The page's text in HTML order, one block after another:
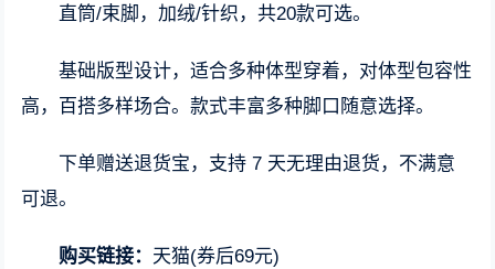
直筒/束脚，加绒/针织，共20款可选。
基础版型设计，适合多种体型穿着，对体型包容性
高，百搭多样场合。款式丰富多种脚口随意选择。
下单赠送退货宝，支持 7 天无理由退货，不满意
可退。
购买链接： 天猫(券后69元)